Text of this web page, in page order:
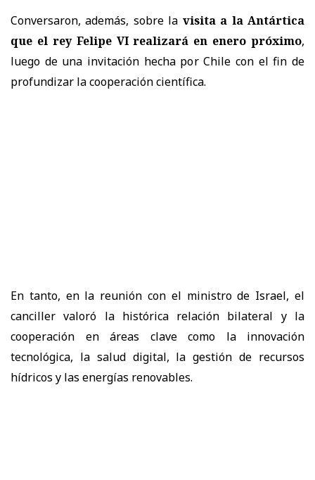
Conversaron, además, sobre la visita a la Antártica
que el rey Felipe VI realizará en enero próximo,
luego de una invitación hecha por Chile con el fin de
profundizar la cooperación científica.
En tanto, en la reunión con el ministro de Israel, el
canciller valoró la histórica relación bilateral y la
cooperación en áreas clave como la innovación
tecnológica, la salud digital, la gestión de recursos
hídricos y las energías renovables.